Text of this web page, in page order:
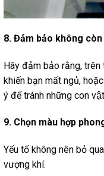
8. Đảm bảo không
Hãy đảm bảo rằng,
khiến bạn mất ngủ,
ý để tránh những con
9. Chọn màu hợp
Yếu tố không nên bỏ
vượng khí.